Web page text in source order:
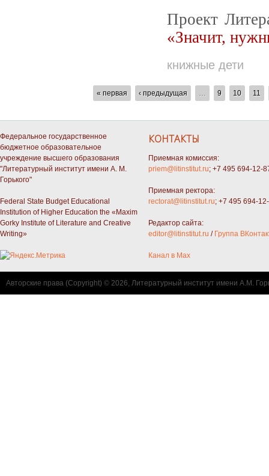
Проект
«Значит,
книжные дети
СТРАНИЦЫ « первая ‹ предыдущая 9 10 11
Федеральное государственное
бюджетное образовательное
учреждение высшего образования
"Литературный институт имени А. М.
Горького"
Federal State Budget Educational
Institution of Higher Education the «Maxim
Gorky Institute of Literature and Creative
Writing»
КОНТАКТЫ
Приемная комиссия:
priem@litinstitut.ru; +7 495 694-12-
Приемная ректора:
rectorat@litinstitut.ru; +7 495 694-
Редактор сайта:
editor@litinstitut.ru / Группа
Канал в Max
Авторские права (Copyright) © 2026, Литературный институт имени А.М.